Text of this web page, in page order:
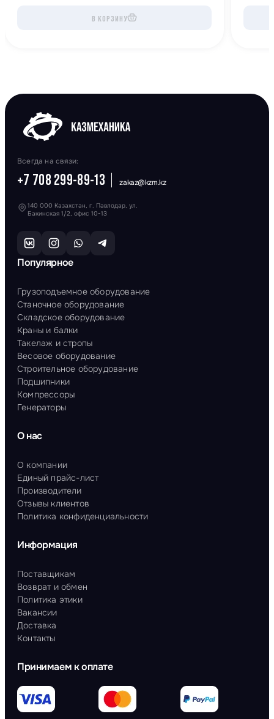
В КОРЗИНУ
Всегда на связи:
+7 708 299-89-13 zakaz@kzm.kz
140 000 Казахстан, г. Павлодар, ул.
Бакинская 1/2, офис 10-13
Популярное
Грузоподъемное оборудование
Станочное оборудование
Складское оборудование
Краны и балки
Такелаж и стропы
Весовое оборудование
Строительное оборудование
Подшипники
Компрессоры
Генераторы
О нас
О компании
Единый прайс-лист
Производители
Отзывы клиентов
Политика конфиденциальности
Информация
Поставщикам
Возврат и обмен
Политика этики
Вакансии
Доставка
Контакты
Принимаем к оплате